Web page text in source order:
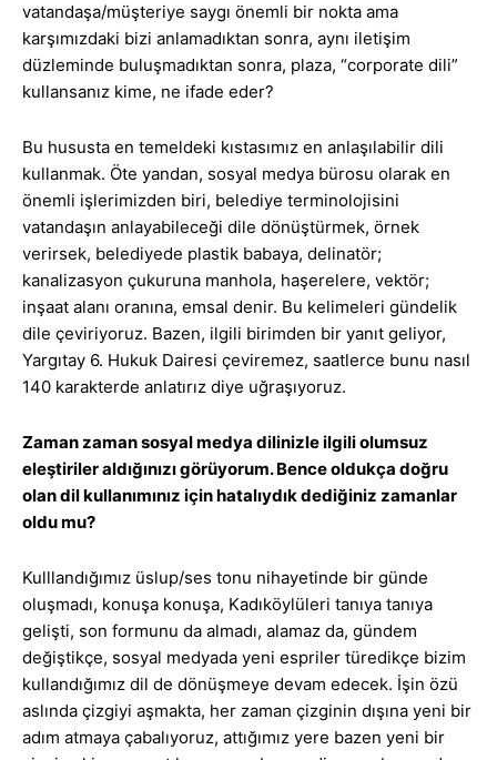
vatandaşa/müşteriye saygı önemli bir nokta ama
karşımızdaki bizi anlamadıktan sonra, aynı iletişim
düzleminde buluşmadıktan sonra, plaza, “corporate dili”
kullansanız kime, ne ifade eder?
Bu hususta en temeldeki kıstasımız en anlaşılabilir dili
kullanmak. Öte yandan, sosyal medya bürosu olarak en
önemli işlerimizden biri, belediye terminolojisini
vatandaşın anlayabileceği dile dönüştürmek, örnek
verirsek, belediyede plastik babaya, delinatör;
kanalizasyon çukuruna manhola, haşerelere, vektör;
inşaat alanı oranına, emsal denir. Bu kelimeleri gündelik
dile çeviriyoruz. Bazen, ilgili birimden bir yanıt geliyor,
Yargıtay 6. Hukuk Dairesi çeviremez, saatlerce bunu nasıl
140 karakterde anlatırız diye uğraşıyoruz.
Zaman zaman sosyal medya dilinizle ilgili olumsuz
eleştiriler aldığınızı görüyorum. Bence oldukça doğru
olan dil kullanımınız için hatalıydık dediğiniz zamanlar
oldu mu?
Kulllandığımız üslup/ses tonu nihayetinde bir günde
oluşmadı, konuşa konuşa, Kadıköylüleri tanıya tanıya
gelişti, son formunu da almadı, alamaz da, gündem
değiştikçe, sosyal medyada yeni espriler türedikçe bizim
kullandığımız dil de dönüşmeye devam edecek. İşin özü
aslında çizgiyi aşmakta, her zaman çizginin dışına yeni bir
adım atmaya çabalıyoruz, attığımız yere bazen yeni bir